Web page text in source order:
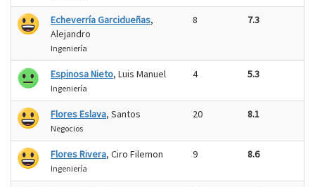
Echeverría Garcidueñas,
Alejandro
Ingeniería
8 7.3
Espinosa Nieto, Luis Manuel
Ingeniería
4 5.3
Flores Eslava, Santos
Negocios
20 8.1
Flores Rivera, Ciro Filemon
Ingeniería
9 8.6